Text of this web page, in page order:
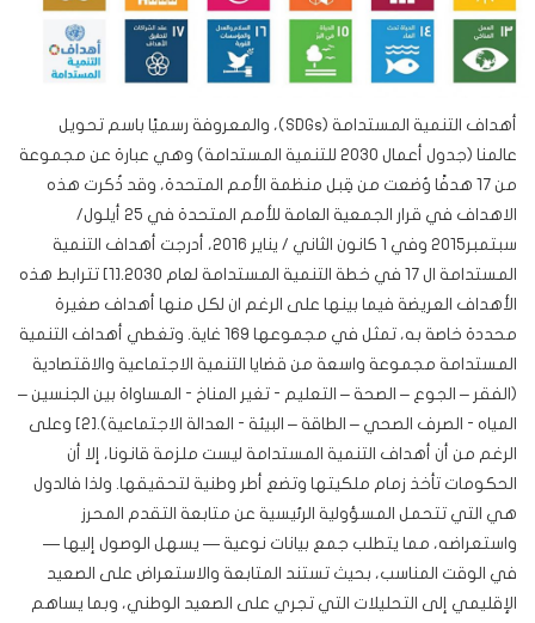
أهداف التنمية المستدامة (SDGs)، والمعروفة رسميًا باسم تحويل
عالمنا (جدول أعمال 2030 للتنمية المستدامة) وهي عبارة عن مجموعة
من 17 هدفًا وُضعت من قِبل منظمة الأمم المتحدة، وقد ذُكرت هذه
الاهداف في قرار الجمعية العامة للأمم المتحدة في 25 أيلول/
سبتمبر2015 وفي 1 كانون الثاني / يناير 2016، أدرجت أهداف التنمية
المستدامة ال 17 في خطة التنمية المستدامة لعام 2030.[1] تترابط هذه
الأهداف العريضة فيما بينها على الرغم ان لكل منها أهداف صغيرة
محددة خاصة به، تمثل في مجموعها 169 غاية. وتغطي أهداف التنمية
المستدامة مجموعة واسعة من قضايا التنمية الاجتماعية والاقتصادية
(الفقر – الجوع – الصحة – التعليم - تغير المناخ - المساواة بين الجنسين –
المياه - الصرف الصحي – الطاقة – البيئة - العدالة الاجتماعية).[2] وعلى
الرغم من أن أهداف التنمية المستدامة ليست ملزمة قانونا، إلا أن
الحكومات تأخذ زمام ملكيتها وتضع أطر وطنية لتحقيقها. ولذا فالدول
هي التي تتحمل المسؤولية الرئيسية عن متابعة التقدم المحرز
واستعراضه، مما يتطلب جمع بيانات نوعية — يسهل الوصول إليها —
في الوقت المناسب، بحيث تستند المتابعة والاستعراض على الصعيد
الإقليمي إلى التحليلات التي تجري على الصعيد الوطني، وبما يساهم